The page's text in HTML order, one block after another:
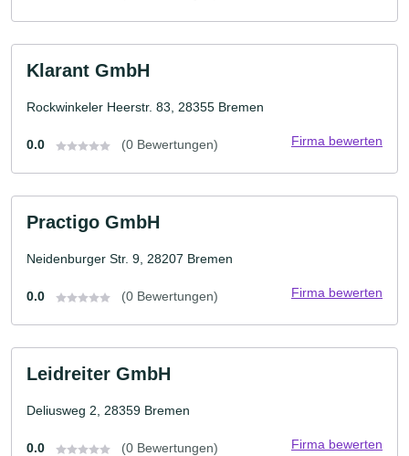
Klarant GmbH
Rockwinkeler Heerstr. 83, 28355 Bremen
0.0 (0 Bewertungen) Firma bewerten
Practigo GmbH
Neidenburger Str. 9, 28207 Bremen
0.0 (0 Bewertungen) Firma bewerten
Leidreiter GmbH
Deliusweg 2, 28359 Bremen
0.0 (0 Bewertungen) Firma bewerten